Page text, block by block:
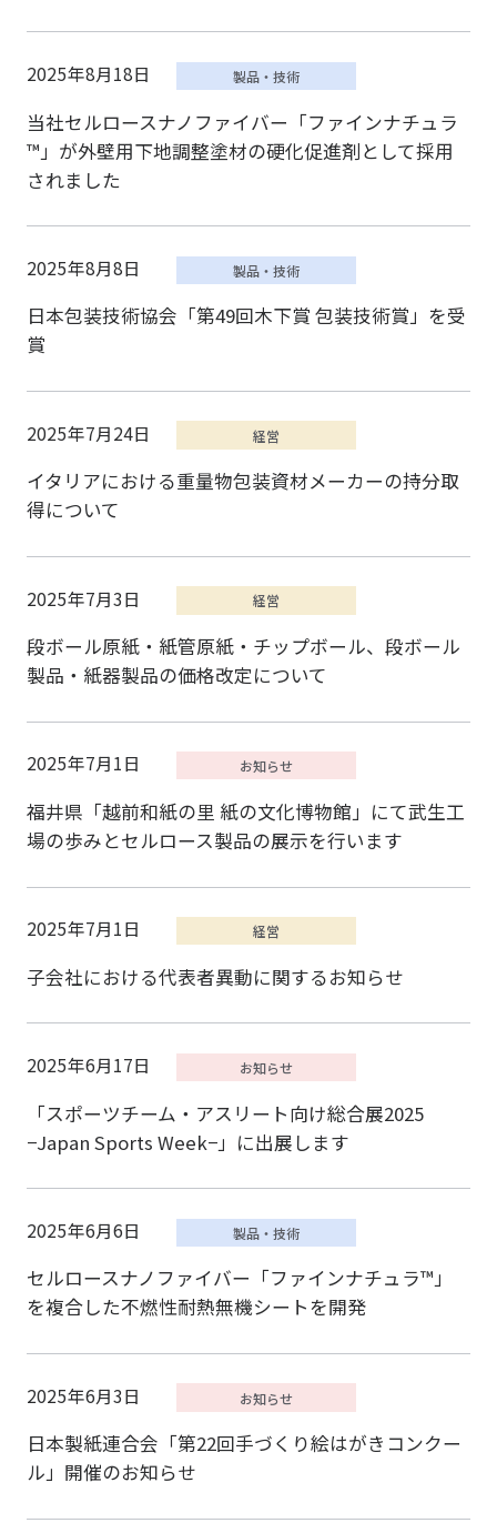
2025年8月18日
当社セルロースナノファイバー「ファインナチュラ
™」が外壁用下地調整塗材の硬化促進剤として採用
されました
2025年8月8日
日本包装技術協会「第49回木下賞 包装技術賞」を受
賞
2025年7月24日
イタリアにおける重量物包装資材メーカーの持分取
得について
2025年7月3日
段ボール原紙・紙管原紙・チップボール、段ボール
製品・紙器製品の価格改定について
2025年7月1日
福井県「越前和紙の里 紙の文化博物館」にて武生工
場の歩みとセルロース製品の展示を行います
2025年7月1日
子会社における代表者異動に関するお知らせ
2025年6月17日
「スポーツチーム・アスリート向け総合展2025
−Japan Sports Week−」に出展します
2025年6月6日
セルロースナノファイバー「ファインナチュラ™」
を複合した不燃性耐熱無機シートを開発
2025年6月3日
日本製紙連合会「第22回手づくり絵はがきコンクー
ル」開催のお知らせ